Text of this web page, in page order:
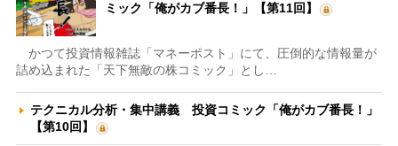
ミック「俺がカブ番長！」【第11回】
かつて投資情報雑誌「マネーポスト」にて、圧倒的な情報量が
詰め込まれた「天下無敵の株コミック」とし…
テクニカル分析・集中講義 投資コミック「俺がカブ番長！」
【第10回】